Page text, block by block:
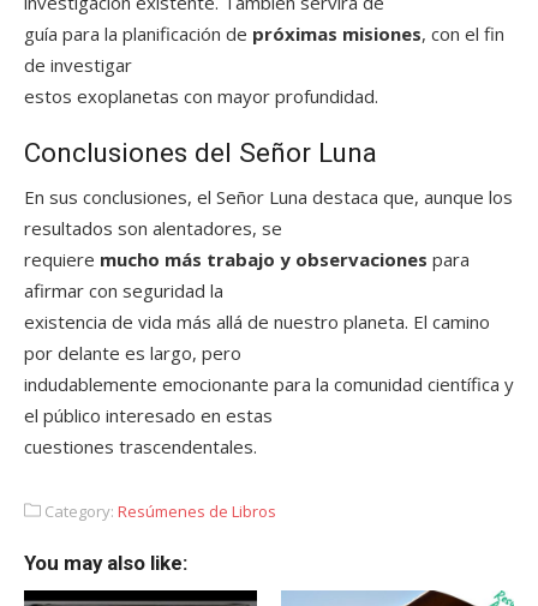
guía para la planificación de próximas misiones, con el fin
de investigar
estos exoplanetas con mayor profundidad.
Conclusiones del Señor Luna
En sus conclusiones, el Señor Luna destaca que, aunque los
resultados son alentadores, se
requiere mucho más trabajo y observaciones para
afirmar con seguridad la
existencia de vida más allá de nuestro planeta. El camino
por delante es largo, pero
indudablemente emocionante para la comunidad científica y
el público interesado en estas
cuestiones trascendentales.
Category: Resúmenes de Libros
You may also like: